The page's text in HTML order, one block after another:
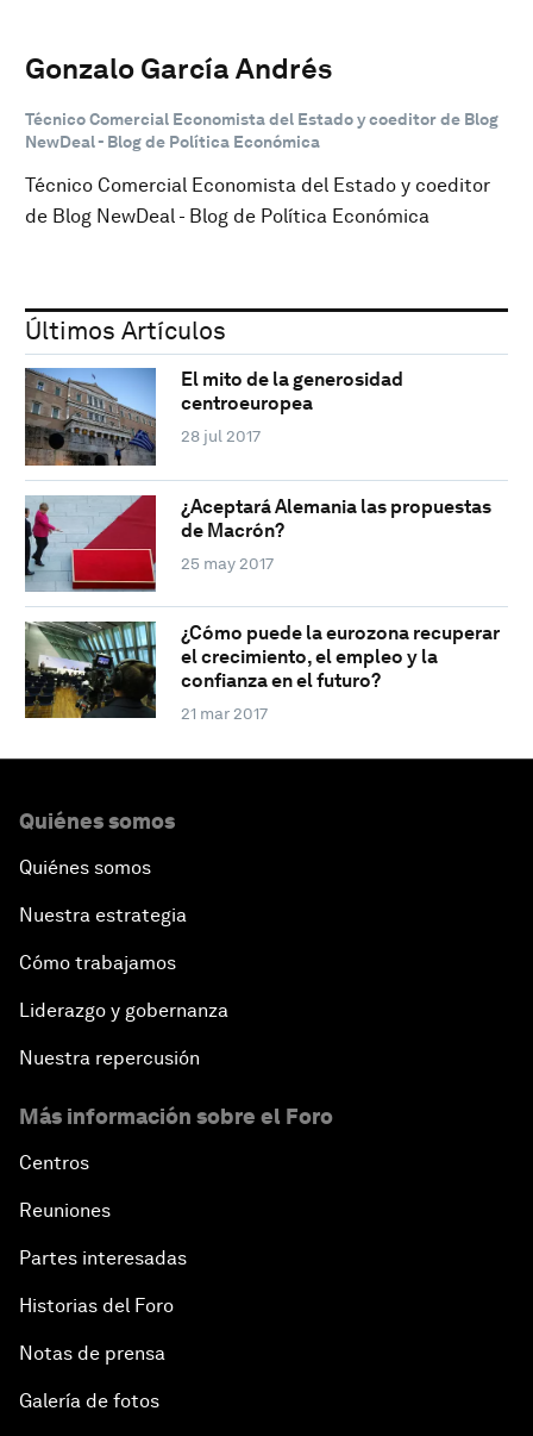
Gonzalo García Andrés
Técnico Comercial Economista del Estado y coeditor de Blog
NewDeal - Blog de Política Económica
Técnico Comercial Economista del Estado y coeditor
de Blog NewDeal - Blog de Política Económica
Últimos Artículos
El mito de la generosidad
centroeuropea
28 jul 2017
¿Aceptará Alemania las propuestas
de Macrón?
25 may 2017
¿Cómo puede la eurozona recuperar
el crecimiento, el empleo y la
confianza en el futuro?
21 mar 2017
Quiénes somos
Quiénes somos
Nuestra estrategia
Cómo trabajamos
Liderazgo y gobernanza
Nuestra repercusión
Más información sobre el Foro
Centros
Reuniones
Partes interesadas
Historias del Foro
Notas de prensa
Galería de fotos